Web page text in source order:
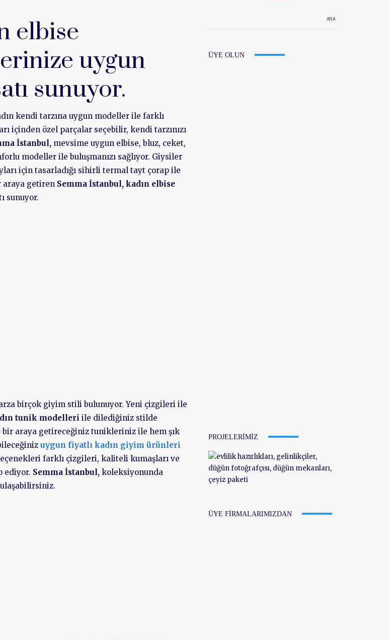
elbise
uygun
sunuyor.
kendi tarzına uygun modeller ile farklı
içinden özel parçalar seçebilir, kendi tarzınızı
İstanbul, mevsime uygun elbise, bluz, ceket,
modeller ile buluşmanızı sağlıyor. Giysiler
için tasarladığı sihirli termal tayt çorap ile
araya getiren Semma İstanbul, kadın elbise
sunuyor.
birçok giyim stili bulunuyor. Yeni çizgileri ile
tunik modelleri ile dilediğiniz stilde
bir araya getireceğiniz tunikleriniz ile hem şık
uygun fiyatlı kadın giyim ürünleri
farklı çizgileri, kaliteli kumaşları ve
ediyor. Semma İstanbul, koleksiyonunda
ÜYE OLUN
PROJELERIMIZ
ÜYE FIRMALARIMIZDAN